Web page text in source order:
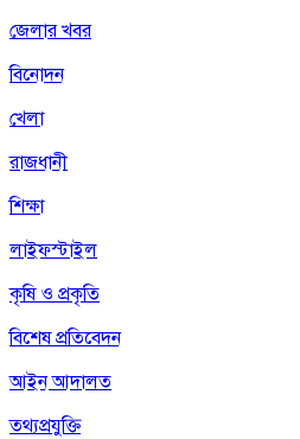
জেলার খবর
বিনোদন
খেলা
রাজধানী
শিক্ষা
লাইফস্টাইল
কৃষি ও প্রকৃতি
বিশেষ প্রতিবেদন
আইন আদালত
তথ্যপ্রযুক্তি